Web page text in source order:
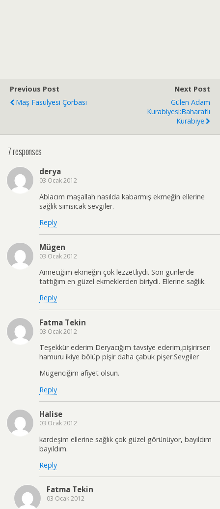
Previous Post
Maş Fasulyesi Çorbası
Next Post
Gülen Adam
Kurabiyesi:Baharatlı
Kurabiye
7 responses
derya
03 Ocak 2012
Ablacım maşallah nasılda kabarmış ekmeğin ellerine
sağlık sımsıcak sevgiler.
Reply
Mügen
03 Ocak 2012
Anneciğim ekmeğin çok lezzetliydi. Son günlerde
tattığım en güzel ekmeklerden biriydi. Ellerine sağlık.
Reply
Fatma Tekin
03 Ocak 2012
Teşekkür ederim Deryacığım tavsiye ederim,pişirirsen
hamuru ikiye bölüp pişir daha çabuk pişer.Sevgiler
Mügenciğim afiyet olsun.
Reply
Halise
03 Ocak 2012
kardeşim ellerine sağlık çok güzel görünüyor, bayıldım
bayıldım.
Reply
Fatma Tekin
03 Ocak 2012